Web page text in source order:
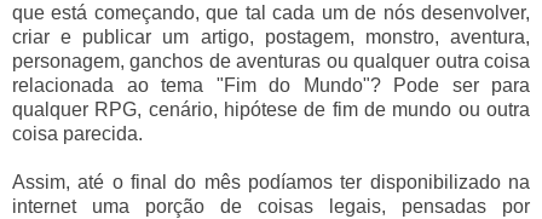
que está começando, que tal cada um de nós desenvolver,
criar e publicar um artigo, postagem, monstro, aventura,
personagem, ganchos de aventuras ou qualquer outra coisa
relacionada ao tema "Fim do Mundo"? Pode ser para
qualquer RPG, cenário, hipótese de fim de mundo ou outra
coisa parecida.
Assim, até o final do mês podíamos ter disponibilizado na
internet uma porção de coisas legais, pensadas por